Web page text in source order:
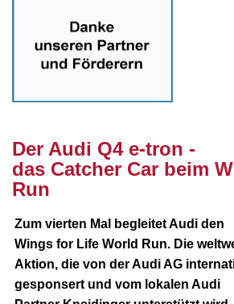
Der Audi Q4 e-tron -
das Catcher Car beim
Run
Zum vierten Mal begleitet Audi den
Wings for Life World Run. Die
Aktion, die von der Audi AG
gesponsert und vom lokalen Audi